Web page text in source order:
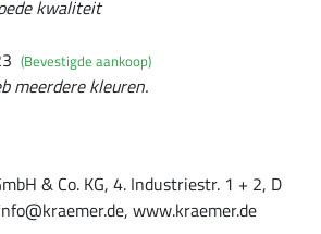
kwaliteit
(Bevestigde aankoop)
meerdere kleuren.
& Co. KG, 4. Industriestr. 1 + 2, D
www.kraemer.de